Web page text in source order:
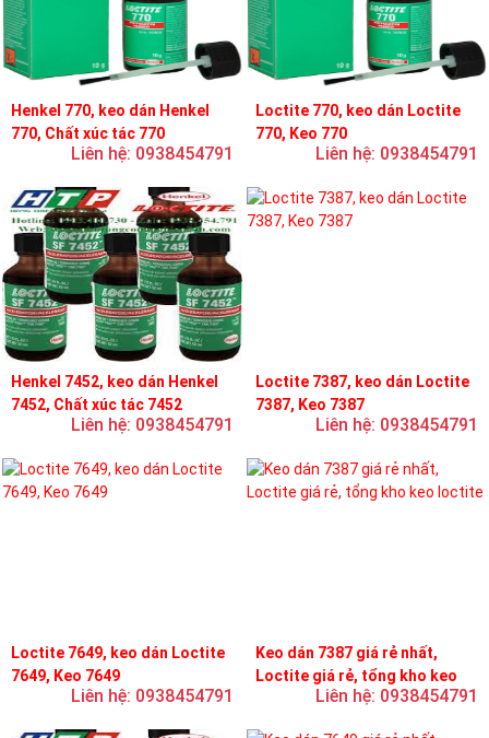
Henkel 770, keo dán Henkel
770, Chất xúc tác 770
Liên hệ: 0938454791
Loctite 770, keo dán Loctite
770, Keo 770
Liên hệ: 0938454791
Henkel 7452, keo dán Henkel
7452, Chất xúc tác 7452
Liên hệ: 0938454791
Loctite 7387, keo dán Loctite
7387, Keo 7387
Liên hệ: 0938454791
Loctite 7649, keo dán Loctite
7649, Keo 7649
Liên hệ: 0938454791
Keo dán 7387 giá rẻ nhất,
Loctite giá rẻ, tổng kho keo
Liên hệ: 0938454791